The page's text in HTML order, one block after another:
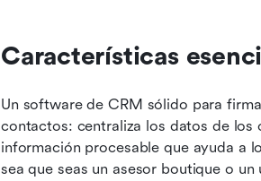
Características
Un software de CRM sólido para
contactos: centraliza los datos de los
información procesable que ayuda a
sea que seas un asesor boutique o